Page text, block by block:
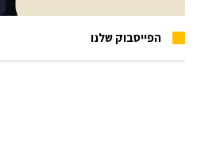
הפייסבוק שלנו